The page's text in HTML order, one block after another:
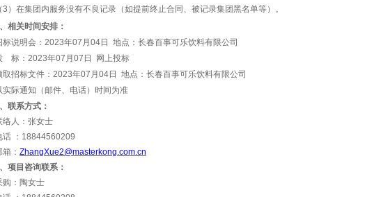
3）在集团内服务没有不良记录（如提前终止合同、被记录集团黑名单等）。
、相关时间安排：
标说明会：2023年07月04日 地点：长春百事可乐饮料有限公司
标：2023年07月07日 网上投标
取招标文件：2023年07月04日 地点：长春百事可乐饮料有限公司
实际通知（邮件、电话）时间为准
、联系方式：
络人：张女士
话 ：18844560209
箱： ZhangXue2@masterkong.com.cn
、项目咨询联系：
购：陶女士